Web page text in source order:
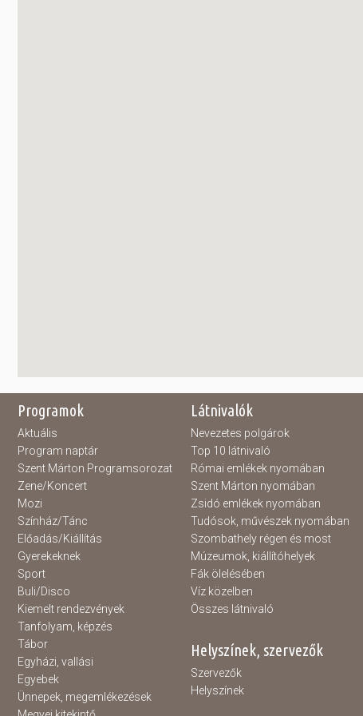
Programok
Aktuális
Program naptár
Szent Márton Programsorozat
Zene/Koncert
Mozi
Színház/Tánc
Előadás/Kiállítás
Gyerekeknek
Sport
Buli/Disco
Kiemelt rendezvények
Tanfolyam, képzés
Tábor
Egyházi, vallási
Egyebek
Ünnepek, megemlékezések
Látnivalók
Nevezetes polgárok
Top 10 látnivaló
Római emlékek nyomában
Szent Márton nyomában
Zsidó emlékek nyomában
Tudósok, művészek nyomában
Szombathely régen és most
Múzeumok, kiállítóhelyek
Fák ölelésében
Víz közelben
Összes látnivaló
Helyszínek, szervezők
Szervezők
Helyszínek